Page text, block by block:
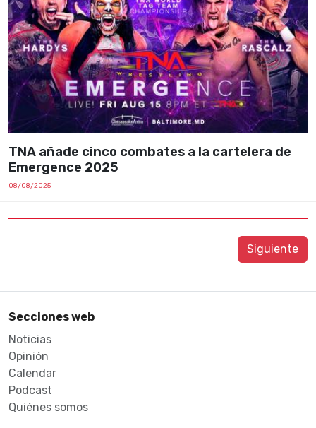
TNA añade cinco combates a la cartelera de
Emergence 2025
08/08/2025
Siguiente
Secciones web
Noticias
Opinión
Calendar
Podcast
Quiénes somos